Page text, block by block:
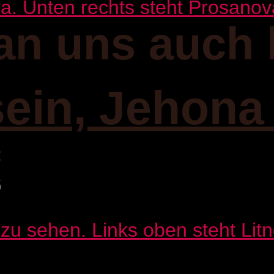
uns auch